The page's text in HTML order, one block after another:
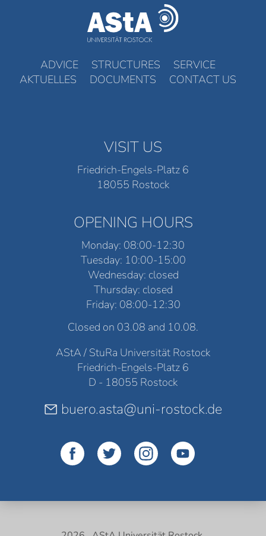
ADVICE STRUCTURES
SERVICE
AKTUELLES
DOCUMENTS CONTACT US
VISIT US
Friedrich-Engels-Platz 6
18055 Rostock
OPENING HOURS
Monday: 08:00-12:30
Tuesday: 10:00-15:00
Wednesday: closed
Thursday: closed
Friday: 08:00-12:30
Closed on 03.08 and 10.08.
AStA / StuRa Universität Rostock
Friedrich-Engels-Platz 6
D - 18055 Rostock
buero.asta@uni-rostock.de